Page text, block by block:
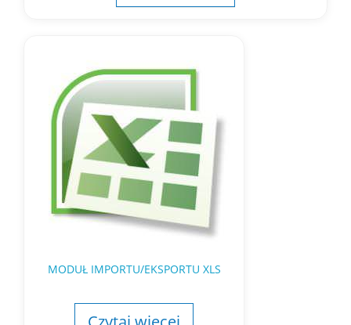
MODUŁ IMPORTU/EKSPORTU XLS